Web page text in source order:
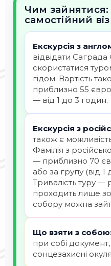
Чим зайнятися:
самостійний
Екскурсія з
відвідати
скористатися
гідом. Вартість
приблизно 55
— від 1 до 3 годин.
Екскурсія з
також є
Фамілія з
— приблизно 70
або за групу (від 1
Тривалість туру —
проходить лише
собору можна
Що взяти з
при собі документ,
сонцезахисні